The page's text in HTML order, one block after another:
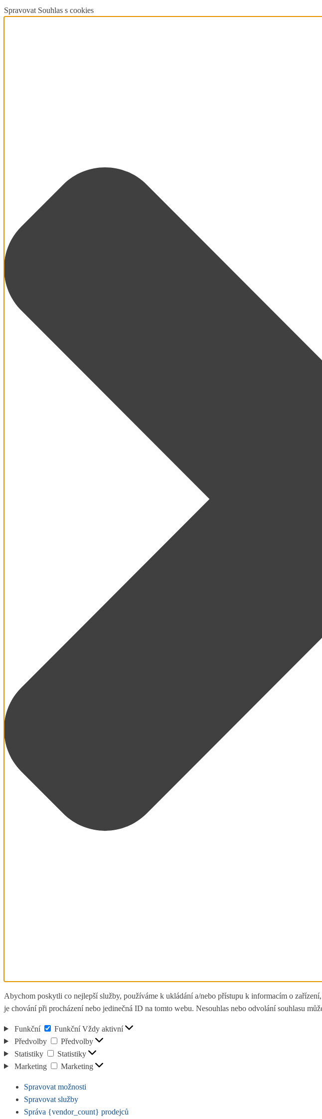
Spravovat Souhlas s cookies
Abychom poskytli co nejlepší služby, používáme k ukládání a/nebo přístupu k informacím o
je chování při procházení nebo jedinečná ID na tomto webu. Nesouhlas nebo odvolání souhlasu
Funkční Funkční Vždy aktivní
Předvolby
Předvolby
Statistiky
Statistiky
Marketing
Marketing
Spravovat možnosti
Spravovat služby
Správa {vendor_count} prodejců